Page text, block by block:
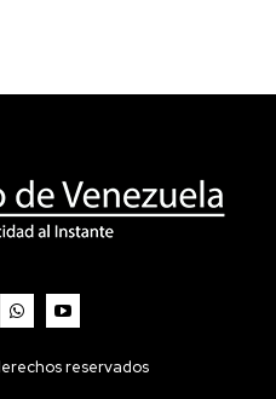
reservados